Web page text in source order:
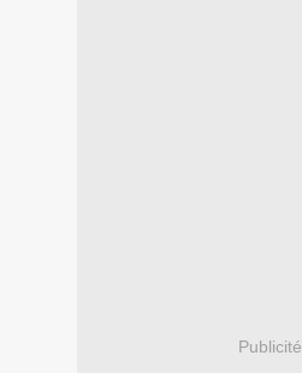
Publicité